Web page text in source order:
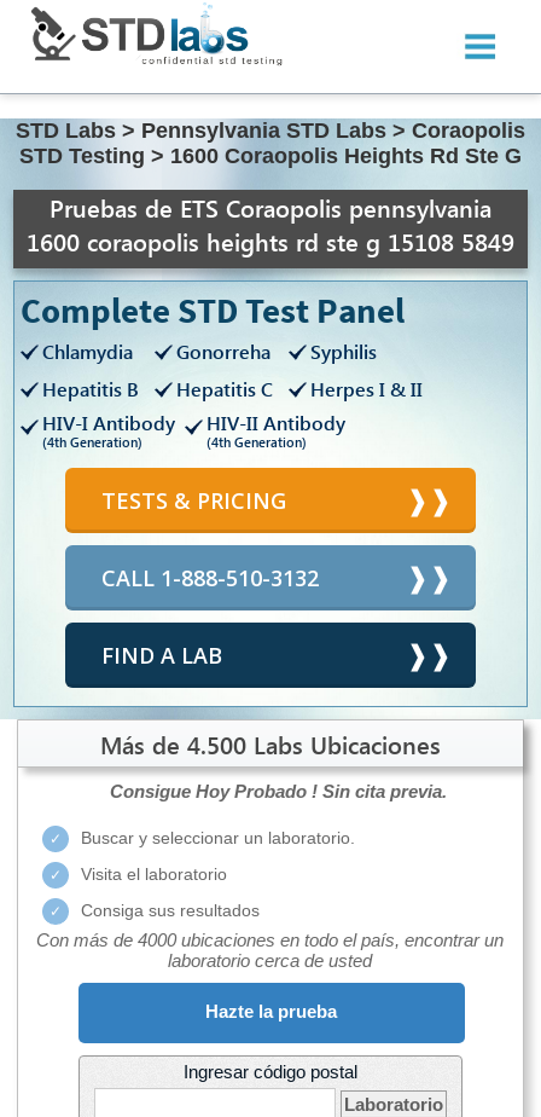
STD Labs > Pennsylvania STD Labs > Coraopolis
STD Testing > 1600 Coraopolis Heights Rd Ste G
Pruebas de ETS Coraopolis pennsylvania
1600 coraopolis heights rd ste g 15108 5849
Complete STD Test Panel
Chlamydia Gonorreha
Syphilis
Hepatitis B
Hepatitis C
Herpes I & II
HIV-I Antibody
(4th Generation)
HIV-II Antibody
(4th Generation)
TESTS & PRICING
CALL 1-888-510-3132
FIND A LAB
Más de 4.500 Labs Ubicaciones
Consigue Hoy Probado ! Sin cita previa.
Buscar y seleccionar un laboratorio.
Visita el laboratorio
Consiga sus resultados
Con más de 4000 ubicaciones en todo el país, encontrar un
laboratorio cerca de usted
Hazte la prueba
Ingresar código postal
Laboratorio